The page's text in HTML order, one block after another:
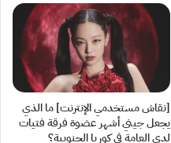
[نقاش مستخدمي الإنترنت] ما الذي
يجعل جيني أشهر عضوة فرقة فتيات
لدى العامة في كوريا الجنوبية؟